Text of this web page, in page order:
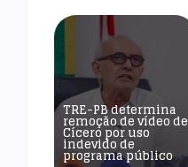
TRE-PB determina
remoção de vídeo de
Cícero por uso
indevido de
programa público